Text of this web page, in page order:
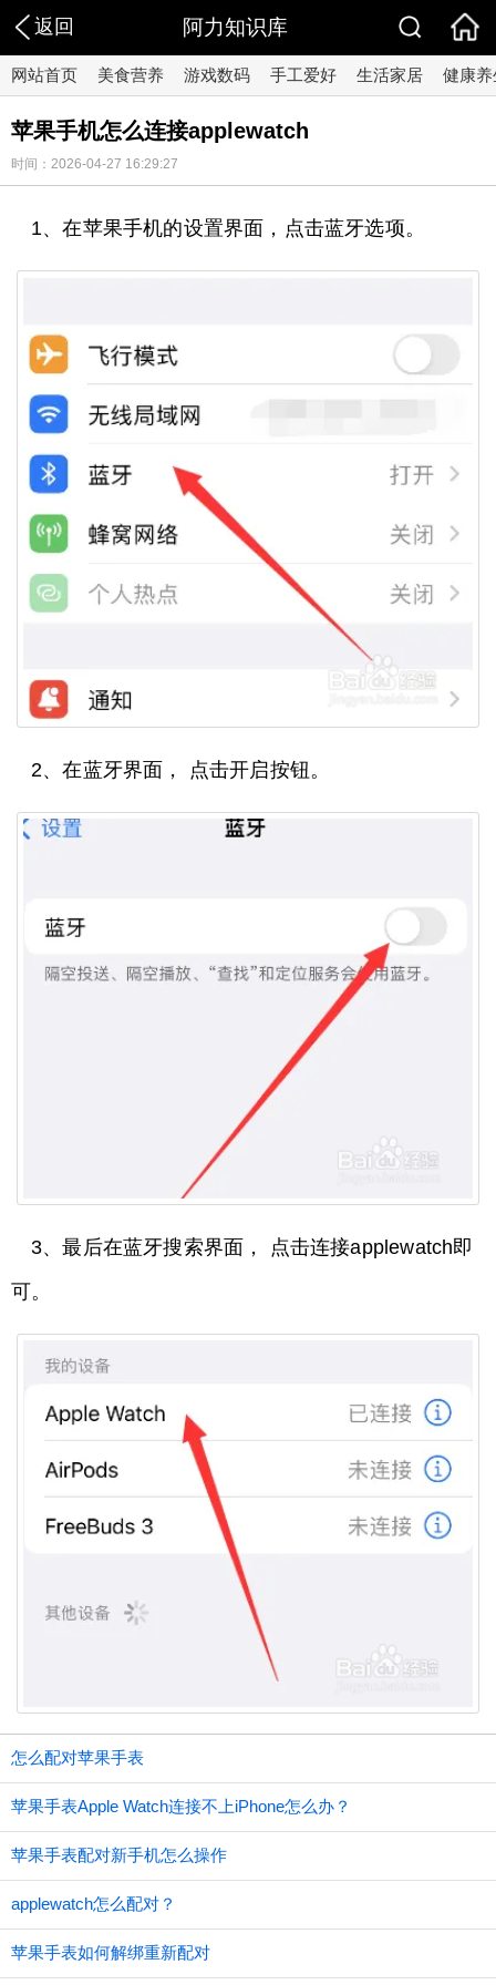
返回 阿力知识库
网站首页 美食营养 游戏数码 手工爱好 生活家居 健康养
苹果手机怎么连接applewatch
时间：2026-04-27 16:29:27
1、在苹果手机的设置界面，点击蓝牙选项。
2、在蓝牙界面， 点击开启按钮。
3、最后在蓝牙搜索界面， 点击连接applewatch即
可。
怎么配对苹果手表
苹果手表Apple Watch连接不上iPhone怎么办？
苹果手表配对新手机怎么操作
applewatch怎么配对？
苹果手表如何解绑重新配对